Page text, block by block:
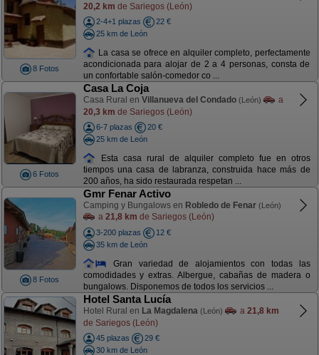
8 Fotos
20,2 km de Sariegos (León)
2-4+1 plazas
22 €
25 km de León
La casa se ofrece en alquiler completo, perfectamente
acondicionada para alojar de 2 a 4 personas, consta de
un confortable salón-comedor co ...
6 Fotos
Casa La Coja
Casa Rural en Villanueva del Condado (León)
a
20,3 km de Sariegos (León)
6-7 plazas
20 €
25 km de León
Esta casa rural de alquiler completo fue en otros
tiempos una casa de labranza, construida hace más de
200 años, ha sido restaurada respetan ...
8 Fotos
Gmr Fenar Activo
Camping y Bungalows en Robledo de Fenar (León)
a 21,8 km de Sariegos (León)
3-200 plazas
12 €
35 km de León
Gran variedad de alojamientos con todas las
comodidades y extras. Albergue, cabañas de madera o
bungalows. Disponemos de todos los servicios ...
Hotel Santa Lucía
Hotel Rural en La Magdalena (León) a 21,8 km
de Sariegos (León)
45 plazas
29 €
30 km de León